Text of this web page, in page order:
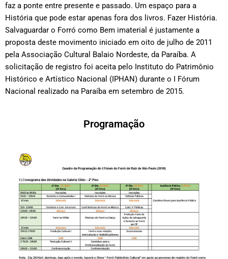
faz a ponte entre presente e passado. Um espaço para a
História que pode estar apenas fora dos livros. Fazer História.
Salvaguardar o Forró como Bem imaterial é justamente a
proposta deste movimento iniciado em oito de julho de 2011
pela Associação Cultural Balaio Nordeste, da Paraíba. A
solicitação de registro foi aceita pelo Instituto do Patrimônio
Histórico e Artístico Nacional (IPHAN) durante o I Fórum
Nacional realizado na Paraíba em setembro de 2015.
Programação